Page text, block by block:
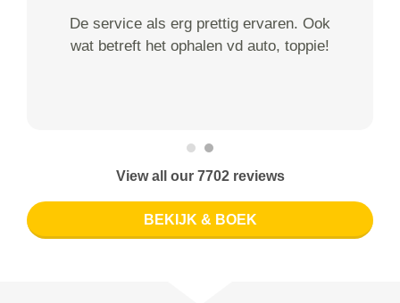
De service als erg prettig ervaren. Ook
wat betreft het ophalen vd auto, toppie!
View all our 7702 reviews
BEKIJK & BOEK